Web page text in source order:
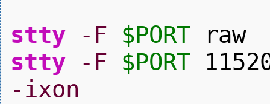
stty
-F $PORT raw
stty
-F $PORT
-ixon